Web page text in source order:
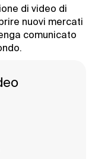
di video di
nuovi mercati
comunicato